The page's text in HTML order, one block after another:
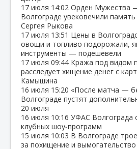
17 июля 14:02 Орден Мужества
Волгограде увековечили
Сергея Рыкова
17 июля 13:51 Цены в
овощи и топливо подорожали,
инструменты — подешевели
17 июля 09:44 Кража под видом
расследует хищение денег с
Камышина
16 июля 15:20 «После матча —
Волгограде пустят
20 июля
16 июля 10:16 УФАС Волгограда
клубных шоу‑программ
15 июля 10:03 В Волгограде
за похищение и вымогательство